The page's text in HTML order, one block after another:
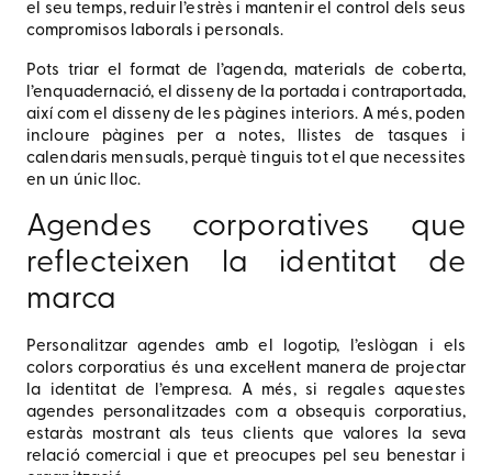
el seu temps, reduir l’estrès i mantenir el control dels seus
compromisos laborals i personals.
Pots triar el format de l’agenda, materials de coberta,
l’enquadernació, el disseny de la portada i contraportada,
així com el disseny de les pàgines interiors. A més, poden
incloure pàgines per a notes, llistes de tasques i
calendaris mensuals, perquè tinguis tot el que necessites
en un únic lloc.
Agendes corporatives que
reflecteixen la identitat de
marca
Personalitzar agendes amb el logotip, l’eslògan i els
colors corporatius és una excel·lent manera de projectar
la identitat de l’empresa. A més, si regales aquestes
agendes personalitzades com a obsequis corporatius,
estaràs mostrant als teus clients que valores la seva
relació comercial i que et preocupes pel seu benestar i